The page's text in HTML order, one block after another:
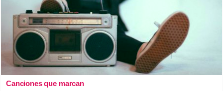
Canciones que marcan